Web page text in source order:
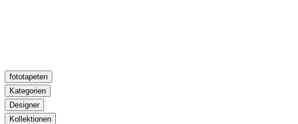
fototapeten
Kategorien
Designer
Kollektionen